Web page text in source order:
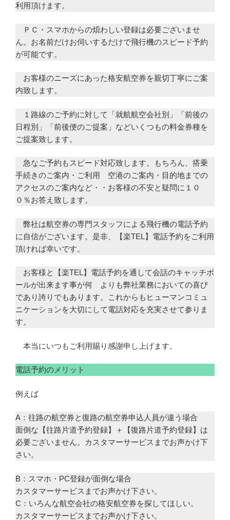
利用頂けます。
ＰＣ・スマホからの煩わしい登録は必要ございませ
ん。お名前だけお伺いするだけで飛行機のスピード予約
が可能です。
お客様のニーズにあった格安航空券を親切丁寧にご案
内致します。
１路線のご予約に対して「就航航空会社別」「前後の
日程別」「前後便のご提案」などいくつもの料金券種を
ご提案致します。
急なご予約もスピード対応致します。もちろん、搭乗
手続きのご案内・ご利用 空港のご案内・目的地までの
アクセスのご案内など・・お客様の不安と疑問に１０
０％お答え致します。
弊社は航空券の専門スタッフによる飛行機の電話予約
に自信がございます。是非、【楽TEL】電話予約をご利用
頂ければ幸いです。
お客様と【楽TEL】電話予約を通して会話のキャッチボ
ールが出来ます事が何 よりも弊社業務においての喜び
であり誇りでもあります。これからもヒューマンコミュ
ニケーションを大切にして電話対応を充実させて参りま
す。
本当にいつもご利用賜り感謝申し上げます。
電話予約のメリット
例えば
A：往路の航空券と復路の航空券申込人員が違う場合
面倒な【往路片道予約登録】＋【復路片道予約登録】は
必要ございません。カスタマーサービスまでお声かけ下
さい。
B：スマホ・PC登録が面倒な場合
カスタマーサービスまでお声かけ下さい。
C：いろんな航空会社の格安航空券を探してほしい。
カスタマーサービスまでお声かけ下さい。